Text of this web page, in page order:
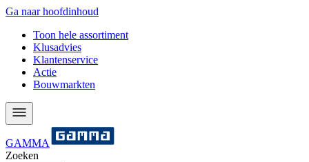
Ga naar hoofdinhoud
Toon hele assortiment
Klusadvies
Klantenservice
Actie
Bouwmarkten
GAMMA
Zoeken